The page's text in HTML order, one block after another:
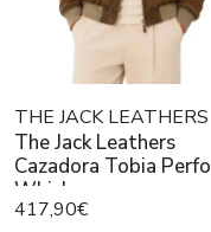
THE JACK LEATHERS
The Jack Leathers
Cazadora Tobia Perfo
Whisky
417,90€